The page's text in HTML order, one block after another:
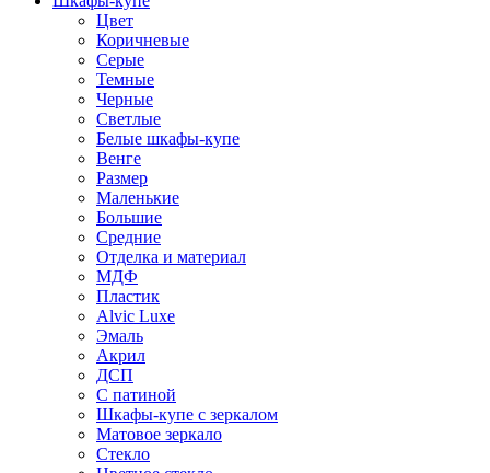
Цвет
Коричневые
Серые
Темные
Черные
Светлые
Белые шкафы-купе
Венге
Размер
Маленькие
Большие
Средние
Отделка и материал
МДФ
Пластик
Alvic Luxe
Эмаль
Акрил
ДСП
С патиной
Шкафы-купе с зеркалом
Матовое зеркало
Стекло